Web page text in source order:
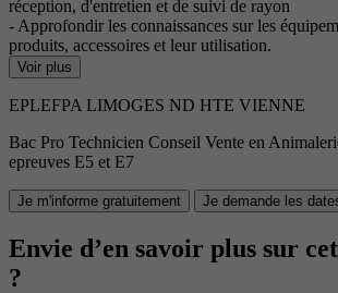
réception, d'entretien et de suivi de rayon
- Approfondir les connaissances sur les
produits, accessoires et leur utilisation.
Voir plus
EPLEFPA LIMOGES ND HTE VIENNE
Bac Pro Technicien Conseil Vente en
epreuves E5 et E7
Je m'informe gratuitement Je demande les
Envie d’en savoir plus sur
?